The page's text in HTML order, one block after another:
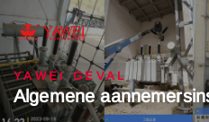
YAWEI GEVAL
Algemene